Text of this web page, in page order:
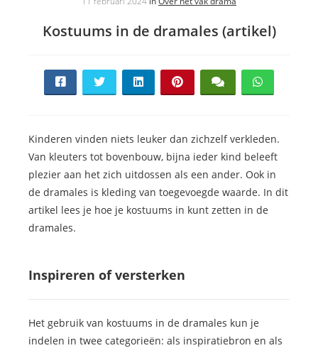
Kostuums in de dramales (artikel)
Kinderen vinden niets leuker dan zichzelf verkleden.
Van kleuters tot bovenbouw, bijna ieder kind beleeft
plezier aan het zich uitdossen als een ander. Ook in
de dramales is kleding van toegevoegde waarde. In dit
artikel lees je hoe je kostuums in kunt zetten in de
dramales.
Inspireren of versterken
Het gebruik van kostuums in de dramales kun je
indelen in twee categorieën: als inspiratiebron en als
van